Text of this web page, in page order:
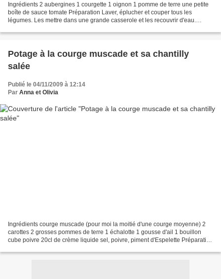
Ingrédients 2 aubergines 1 courgette 1 oignon 1 pomme de terre une petite
boîte de sauce tomate Préparation Laver, éplucher et couper tous les
légumes. Les mettre dans une grande casserole et les recouvrir d'eau.
Potage à la courge muscade et sa chantilly
salée
Publié le 04/11/2009 à 12:14
Par Anna et Olivia
Ingrédients courge muscade (pour moi la moitié d'une courge moyenne) 2
carottes 2 grosses pommes de terre 1 échalotte 1 gousse d'ail 1 bouillon
cube poivre 20cl de crème liquide sel, poivre, piment d'Espelette Préparation